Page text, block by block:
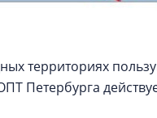
территориях
Петербурга